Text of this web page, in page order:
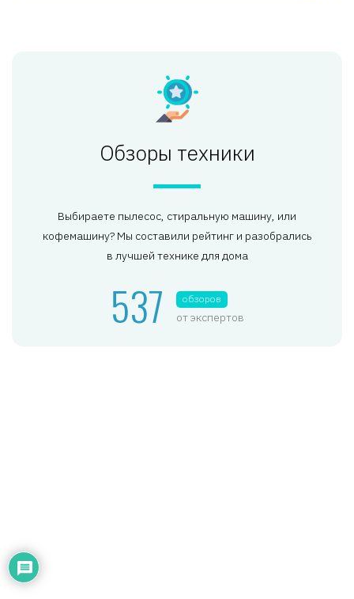
Обзоры техники
Выбираете пылесос, стиральную машину, или
кофемашину? Мы составили рейтинг и разобрались
в лучшей технике для дома
537 обзоров
от экспертов